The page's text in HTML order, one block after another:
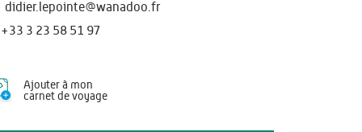
didier.lepointe@wanadoo.fr
+33 3 23 58 51 97
Ajouter à mon
carnet de voyage